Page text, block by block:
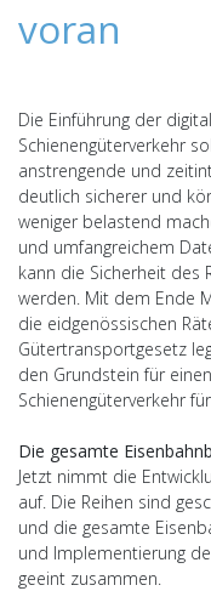
voran
Die Einführung der
Schienengüterverkehr
anstrengende und
deutlich sicherer und
weniger belastend
und umfangreichem
kann die Sicherheit des
werden. Mit dem Ende
die eidgenössischen
Gütertransportgesetz
den Grundstein für
Schienengüterverkehr
Die gesamte
Jetzt nimmt die
auf. Die Reihen sind
und die gesamte
und Implementierung
geeint zusammen.